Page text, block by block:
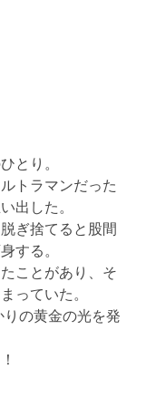
とり。
トラマンだった
出した。
ぎ捨てると股間
する。
ことがあり、そ
っていた。
の黄金の光を発